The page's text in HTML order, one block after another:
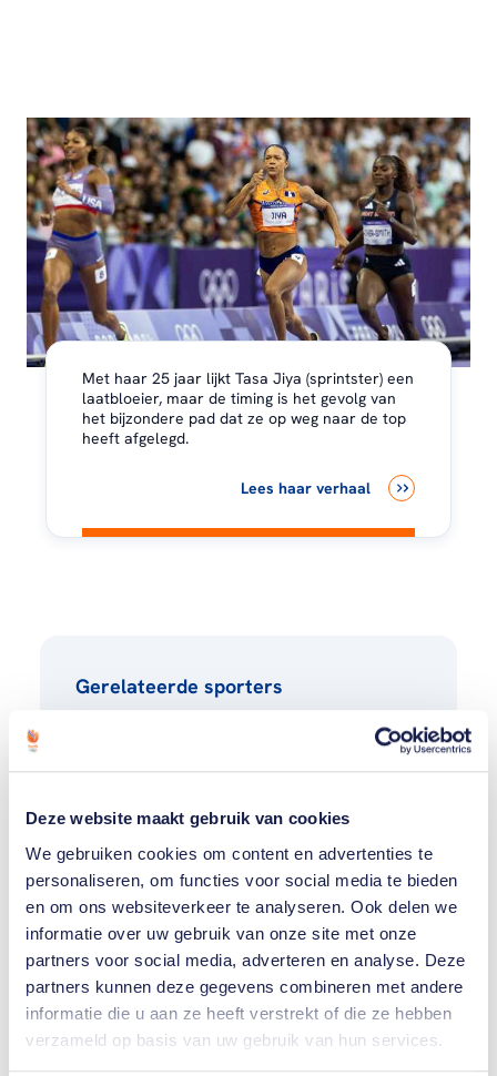
Deze website maakt gebruik van cookies
We gebruiken cookies om content en advertenties te
personaliseren, om functies voor social media te bieden
en om ons websiteverkeer te analyseren. Ook delen we
informatie over uw gebruik van onze site met onze
partners voor social media, adverteren en analyse. Deze
partners kunnen deze gegevens combineren met andere
informatie die u aan ze heeft verstrekt of die ze hebben
verzameld op basis van uw gebruik van hun services.
Met haar 25 jaar lijkt Tasa Jiya (sprintster) een
laatbloeier, maar de timing is het gevolg van
het bijzondere pad dat ze op weg naar de top
heeft afgelegd.
Lees haar verhaal
Gerelateerde sporters
Femke
Broeders
Bol
Toon alle 5